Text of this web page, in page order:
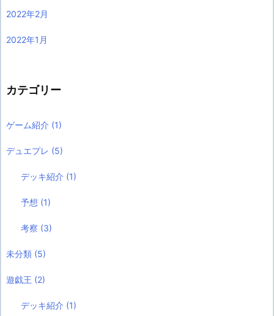
2022年2月
2022年1月
カテゴリー
ゲーム紹介 (1)
デュエプレ (5)
デッキ紹介 (1)
予想 (1)
考察 (3)
未分類 (5)
遊戯王 (2)
デッキ紹介 (1)